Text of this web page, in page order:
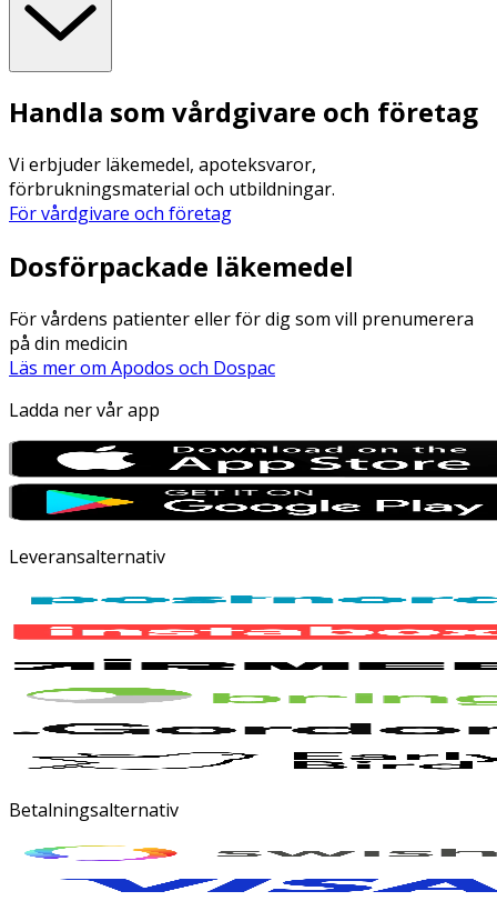
Handla som vårdgivare och företag
Vi erbjuder läkemedel, apoteksvaror,
förbrukningsmaterial och utbildningar.
För vårdgivare och företag
Dosförpackade läkemedel
För vårdens patienter eller för dig som vill prenumerera
på din medicin
Läs mer om Apodos och Dospac
Ladda ner vår app
Leveransalternativ
Betalningsalternativ